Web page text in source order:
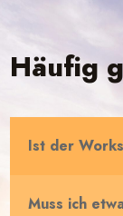
Häufig
Ist der
Muss ich